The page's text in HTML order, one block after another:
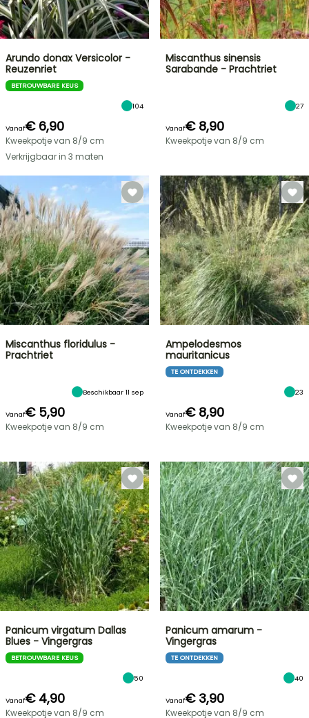
Arundo donax Versicolor -
Reuzenriet
BETROUWBARE KEUS
104
Vanaf€ 6,90
Kweekpotje van 8/9 cm
Verkrijgbaar in 3 maten
Miscanthus sinensis
Sarabande - Prachtriet
27
Vanaf€ 8,90
Kweekpotje van 8/9 cm
Miscanthus floridulus -
Prachtriet
Beschikbaar 11 sep
Vanaf€ 5,90
Kweekpotje van 8/9 cm
Ampelodesmos
mauritanicus
TE ONTDEKKEN
23
Vanaf€ 8,90
Kweekpotje van 8/9 cm
Panicum virgatum Dallas
Blues - Vingergras
BETROUWBARE KEUS
50
Vanaf€ 4,90
Kweekpotje van 8/9 cm
Panicum amarum -
Vingergras
TE ONTDEKKEN
40
Vanaf€ 3,90
Kweekpotje van 8/9 cm